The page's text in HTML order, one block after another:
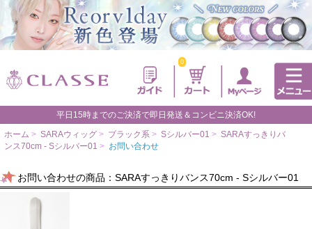
0
平日15時までのご決済で即日発送＆コンビニ決済OK!
ホーム > SARAウィッグ > ブラック系 > Sシルバー01 > SARAすっきりバ
ンス70cm - Sシルバー01 > お問い合わせ
お問い合わせの商品：SARAすっきりバンス70cm - Sシルバー01